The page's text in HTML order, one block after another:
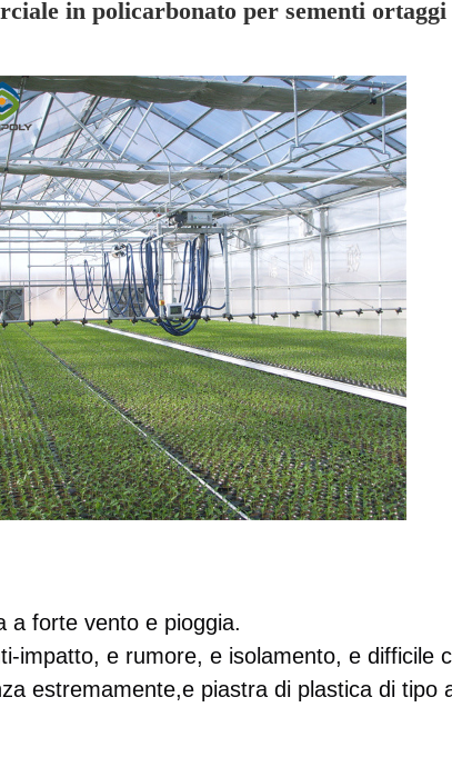
in policarbonato per sementi
a forte vento e pioggia.
impatto, e rumore, e isolamento, e difficile
estremamente,e piastra di plastica di tipo